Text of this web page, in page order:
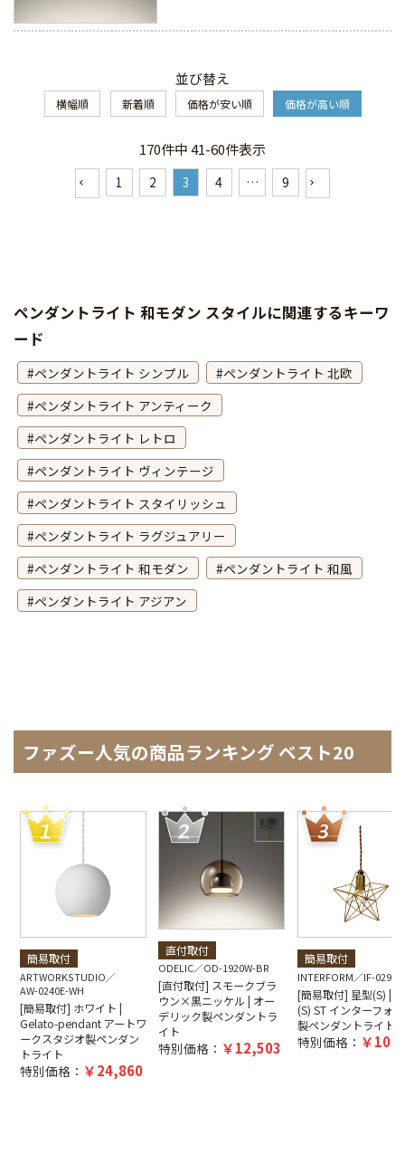
並び替え
横幅順 新着順 価格が安い順 価格が高い順
170件中41-60件表示
1 2 3 4 … 9
ペンダントライト 和モダン スタイルに関連するキーワ
ード
ペンダントライト シンプル
ペンダントライト 北欧
ペンダントライト アンティーク
ペンダントライト レトロ
ペンダントライト ヴィンテージ
ペンダントライト スタイリッシュ
ペンダントライト ラグジュアリー
ペンダントライト 和モダン
ペンダントライト 和風
ペンダントライト アジアン
ファズー人気の商品ランキング ベスト20
簡易取付
ARTWORKSTUDIO
AW-0240E-WH
[簡易取付] ホワイト |
Gelato-pendant アートワ
ークスタジオ製ペンダン
トライト
特別価格： 24,860
直付取付
ODELIC OD-1920W-BR
[直付取付] スモークブラ
ウン×黒ニッケル | オー
デリック製ペンダントラ
イト
特別価格： 12,503
簡易取付
INTERFORM IF-
[簡易取付] 星型(S) |
(S) ST インターフォ
製ペンダントライト
特別価格：